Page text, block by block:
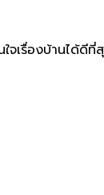
เรื่องบ้านได้ดีที่